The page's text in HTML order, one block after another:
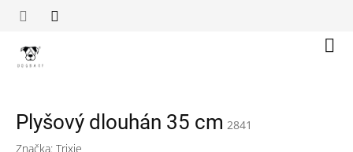
Plyšový dlouhán 35 cm 2841
Značka: Trixie